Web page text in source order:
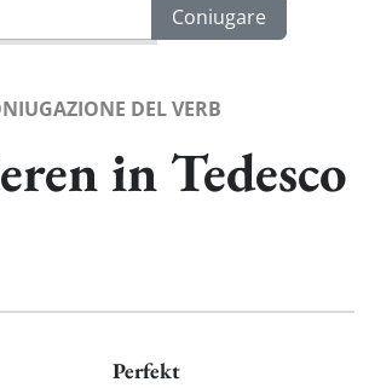
DEL VERB
in Tedesco
Perfekt